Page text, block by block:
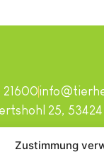
Zustimmung
2024. Alle
21600
25,